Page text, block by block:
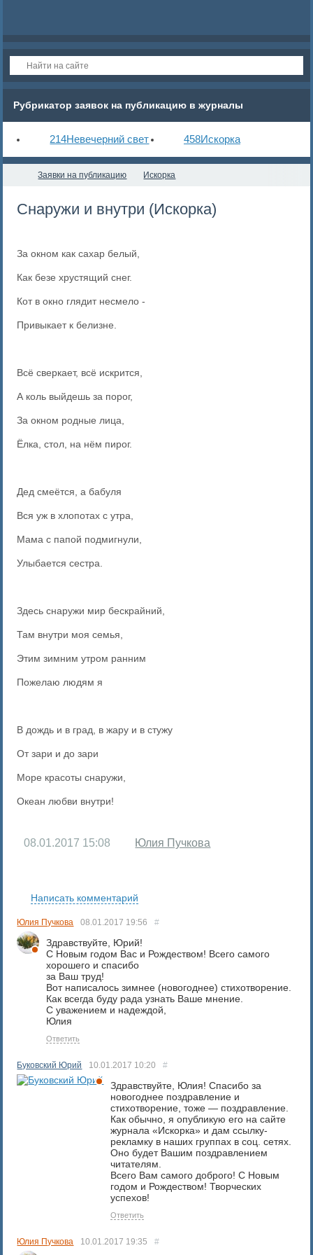
Рубрикатор заявок на публикацию в журналы
214Невечерний свет 458Искорка
Заявки на публикацию Искорка
Снаружи и внутри (Искорка)
За окном как сахар белый,
Как безе хрустящий снег.
Кот в окно глядит несмело -
Привыкает к белизне.
Всё сверкает, всё искрится,
А коль выйдешь за порог,
За окном родные лица,
Ёлка, стол, на нём пирог.
Дед смеётся, а бабуля
Вся уж в хлопотах с утра,
Мама с папой подмигнули,
Улыбается сестра.
Здесь снаружи мир бескрайний,
Там внутри моя семья,
Этим зимним утром ранним
Пожелаю людям я
В дождь и в град, в жару и в стужу
От зари и до зари
Море красоты снаружи,
Океан любви внутри!
08.01.2017 15:08 Юлия Пучкова
Написать комментарий
Юлия Пучкова 08.01.2017 19:56 #
Здравствуйте, Юрий!
С Новым годом Вас и Рождеством! Всего самого
хорошего и спасибо
за Ваш труд!
Вот написалось зимнее (новогоднее) стихотворение.
Как всегда буду рада узнать Ваше мнение.
С уважением и надеждой,
Юлия
Ответить
Буковский Юрий 10.01.2017 10:20 #
Здравствуйте, Юлия! Спасибо за
новогоднее поздравление и
стихотворение, тоже — поздравление.
Как обычно, я опубликую его на сайте
журнала «Искорка» и дам ссылку-
рекламку в наших группах в соц. сетях.
Оно будет Вашим поздравлением
читателям.
Всего Вам самого доброго! С Новым
годом и Рождеством! Творческих
успехов!
Ответить
Юлия Пучкова 10.01.2017 19:35 #